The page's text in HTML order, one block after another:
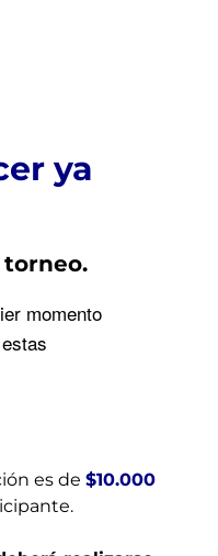
ya
torneo.
momento
es de $10.000